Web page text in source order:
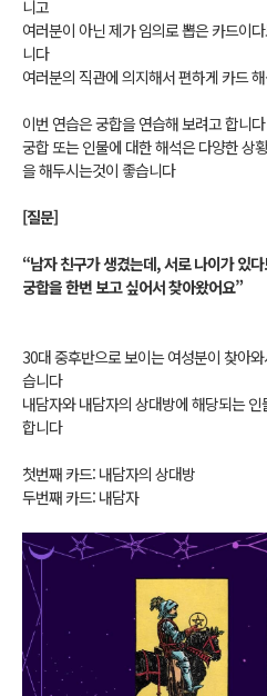
니고
여러분이 아닌 제가 임의로 뽑은 카드이
니다
여러분의 직관에 의지해서 편하게 카드
이번 연습은 궁합을 연습해 보려고 합니다
궁합 또는 인물에 대한 해석은 다양한 상
을 해두시는것이 좋습니다
[질문]
“남자 친구가 생겼는데, 서로 나이가 있
궁합을 한번 보고 싶어서 찾아왔어요”
30대 중후반으로 보이는 여성분이 찾아
습니다
내담자와 내담자의 상대방에 해당되는
합니다
첫번째 카드: 내담자의 상대방
두번째 카드: 내담자